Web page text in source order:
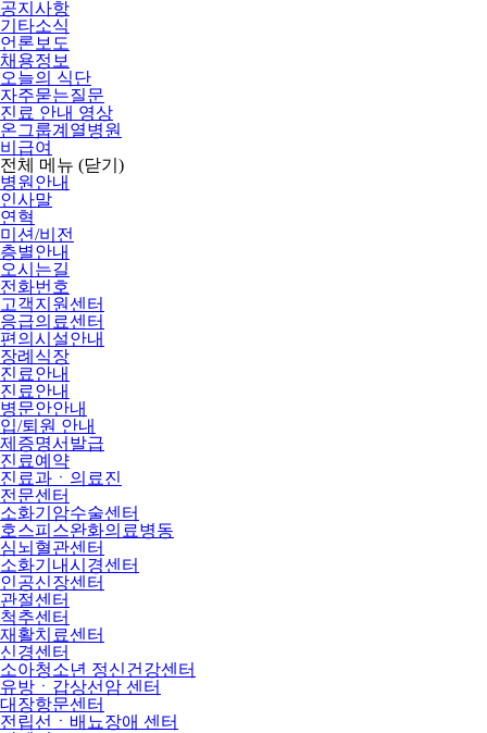
공지사항
기타소식
언론보도
채용정보
오늘의 식단
자주묻는질문
진료 안내 영상
온그룹계열병원
비급여
전체 메뉴 (닫기)
병원안내
인사말
연혁
미션/비전
층별안내
오시는길
전화번호
고객지원센터
응급의료센터
편의시설안내
장례식장
진료안내
진료안내
병문안안내
입/퇴원 안내
제증명서발급
진료예약
진료과ㆍ의료진
전문센터
소화기암수술센터
호스피스완화의료병동
심뇌혈관센터
소화기내시경센터
인공신장센터
관절센터
척추센터
재활치료센터
신경센터
소아청소년 정신건강센터
유방ㆍ갑상선암 센터
대장항문센터
전립선ㆍ배뇨장애 센터